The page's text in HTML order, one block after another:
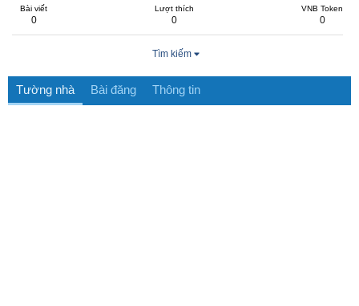
Bài viết
0
Lượt thích
0
VNB Token
0
Tìm kiếm
Tường nhà Bài đăng Thông tin